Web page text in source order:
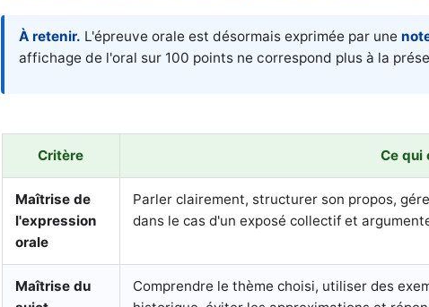
À retenir. L'épreuve orale est désormais exprimée par une
affichage de l'oral sur 100 points ne correspond plus à la
Critère Ce qui
Maîtrise de
l'expression
orale
Parler clairement, structurer son propos,
dans le cas d'un exposé collectif et
Maîtrise du
Comprendre le thème choisi, utiliser des